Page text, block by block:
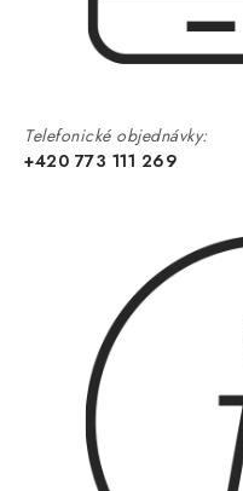
Telefonické objednávky:
+420 773 111 269